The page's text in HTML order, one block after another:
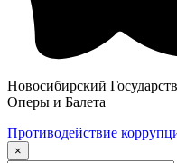
Новосибирский
Оперы и Балета
Противодействие
×